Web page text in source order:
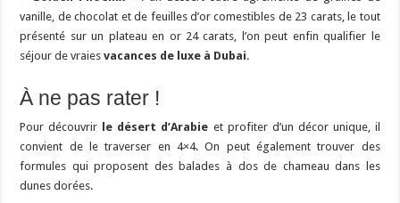
vanille, de chocolat et de feuilles d’or comestibles de 23 carats, le tout
présenté sur un plateau en or 24 carats, l’on peut enfin qualifier le
séjour de vraiesvacances de luxe à Dubai.
À ne pas rater !
Pour découvrir le désert d’Arabie et profiter d’un décor unique, il
convient de le traverser en 4×4. On peut également trouver des
formules qui proposent des balades à dos de chameau dans les
dunes dorées.